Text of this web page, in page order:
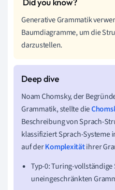
Generative Grammatik
Baumdiagramme, um die
darzustellen.
Noam Chomsky, der
Grammatik, stellte die
Beschreibung von Sprach-
klassifiziert Sprach-Systeme
auf derKomplexitätihrer
Typ-0: Turing-
uneingeschränkten